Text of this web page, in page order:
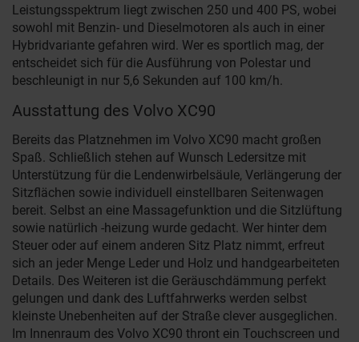
Leistungsspektrum liegt zwischen 250 und 400 PS, wobei
sowohl mit Benzin- und Dieselmotoren als auch in einer
Hybridvariante gefahren wird. Wer es sportlich mag, der
entscheidet sich für die Ausführung von Polestar und
beschleunigt in nur 5,6 Sekunden auf 100 km/h.
Ausstattung des Volvo XC90
Bereits das Platznehmen im Volvo XC90 macht großen
Spaß. Schließlich stehen auf Wunsch Ledersitze mit
Unterstützung für die Lendenwirbelsäule, Verlängerung der
Sitzflächen sowie individuell einstellbaren Seitenwagen
bereit. Selbst an eine Massagefunktion und die Sitzlüftung
sowie natürlich -heizung wurde gedacht. Wer hinter dem
Steuer oder auf einem anderen Sitz Platz nimmt, erfreut
sich an jeder Menge Leder und Holz und handgearbeiteten
Details. Des Weiteren ist die Geräuschdämmung perfekt
gelungen und dank des Luftfahrwerks werden selbst
kleinste Unebenheiten auf der Straße clever ausgeglichen.
Im Innenraum des Volvo XC90 thront ein Touchscreen und